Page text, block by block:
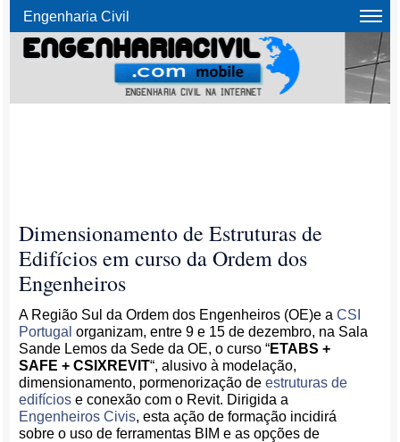
Engenharia Civil
Dimensionamento de Estruturas de
Edifícios em curso da Ordem dos
Engenheiros
A Região Sul da Ordem dos Engenheiros (OE)e aCSI
Portugal organizam, entre 9 e 15 de dezembro, na Sala
Sande Lemos da Sede da OE, o curso “ETABS +
SAFE + CSIXREVIT“, alusivo à modelação,
dimensionamento, pormenorização deestruturas de
edifícios e conexão com o Revit. Dirigida a
Engenheiros Civis, esta ação de formação incidirá
sobre o uso de ferramentas BIM e as opções de